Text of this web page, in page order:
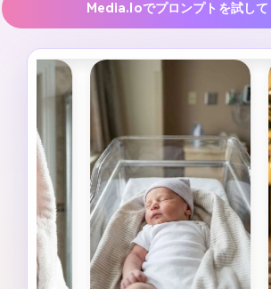
Media.ioでプロンプトを試して